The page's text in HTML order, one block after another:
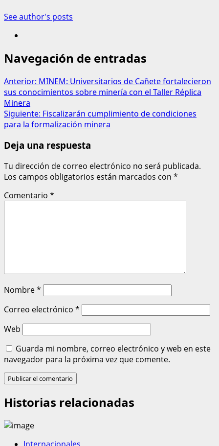
See author's posts
Navegación de entradas
Anterior: MINEM: Universitarios de Cañete fortalecieron
sus conocimientos sobre minería con el Taller Réplica
Minera
Siguiente: Fiscalizarán cumplimiento de condiciones
para la formalización minera
Deja una respuesta
Tu dirección de correo electrónico no será publicada.
Los campos obligatorios están marcados con *
Comentario *
Nombre*
Correo electrónico *
Web
Guarda mi nombre, correo electrónico y web en este
navegador para la próxima vez que comente.
Historias relacionadas
Internacionales